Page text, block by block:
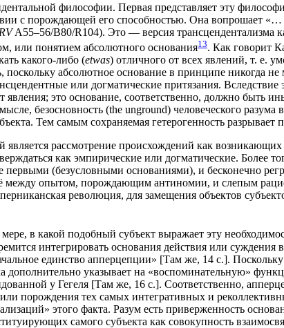
фило­со­фии. Пер­вая пред­став­ля­ет эту
с порож­да­ю­щей его спо­соб­но­стью. Она вопро­ша­ет
A55–56/B80/R104). Это — вер­сия транс­цен­ден­та­лиз­ма
или поня­ти­ем абсо­лют­но­го осно­ва­ния13. Как гово­рит
како­го-либо (etwas) отлич­но­го от всех явле­ний, т. е.
абсо­лют­ное осно­ва­ние в прин­ци­пе нико­гда
или дог­ма­ти­че­ские при­тя­за­ния. Вслед­ствие
явле­ния; это осно­ва­ние, соот­вет­ствен­но, долж­но быть
без­основ­ность (the unground) чело­ве­че­ско­го
Тем самым сохра­ня­е­мая гете­ро­ген­ность раз­ры­ва­ет
явля­ет­ся рас­смот­ре­ние про­ис­хож­де­ний как
как эмпи­ри­че­ские или дог­ма­ти­че­ские. Более
пер­вы­ми (без­услов­ны­ми осно­ва­ни­я­ми), и бес­ко­неч­но
меж­ду опы­том, порож­да­ю­щим анти­но­мии, и сле­пым
рево­лю­ция, для заме­ще­ния объ­ек­тов
мере, в какой подоб­ный субъ­ект выра­жа­ет эту
инте­гри­ро­вать осно­ва­ния дей­ствия или
един­ство аппер­цеп­ции» [Там же, 14 с.].
допол­ни­тель­но ука­зы­ва­ет на «вос­по­ми­на­тель­ную»
у Геге­ля [Там же, 16 с.]. Соот­вет­ствен­но,
порож­де­ния тех самых инте­гра­тив­ных и
это­го фак­та. Разум есть при­вер­жен­ность
само­го субъ­ек­та как сово­куп­ность